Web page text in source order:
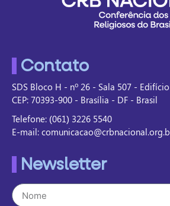
Contato
SDS Bloco H - nº 26 - Sala 507 -
CEP: 70393-900 - Brasília - DF - Brasil
Telefone: (061) 3226 5540
E-mail:
Newsletter